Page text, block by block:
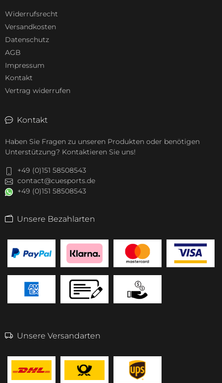
Widerrufsrecht
Versandkosten
Datenschutz
AGB
Impressum
Kontakt
Vertrag widerrufen
Kontakt
Haben Sie Fragen zu unseren Produkten oder benötigen
Unterstützung? Kontaktieren Sie uns!
+49 (0)151 58508543
contact@cuesports.de
+49 (0)151 58508543
Unsere Bezahlarten
Unsere Versandarten